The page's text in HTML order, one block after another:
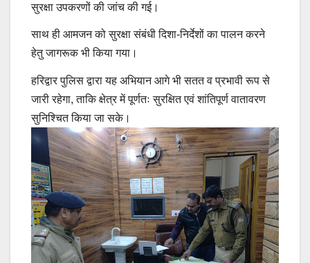
सुरक्षा उपकरणों की जांच की गई।
साथ ही आमजन को सुरक्षा संबंधी दिशा-निर्देशों का पालन करने
हेतु जागरूक भी किया गया।
हरिद्वार पुलिस द्वारा यह अभियान आगे भी सतत व प्रभावी रूप से
जारी रहेगा, ताकि क्षेत्र में पूर्णतः सुरक्षित एवं शांतिपूर्ण वातावरण
सुनिश्चित किया जा सके।
Post
navigation